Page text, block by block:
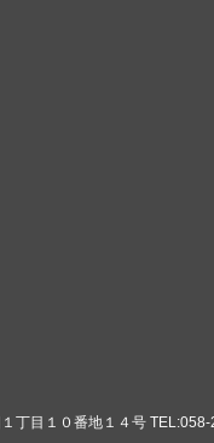
丁目１０番地１４号